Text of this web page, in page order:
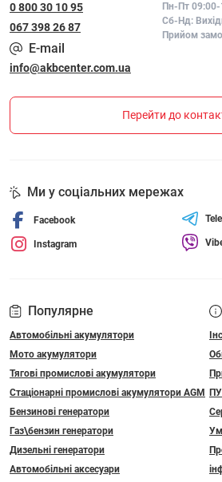
0 800 30 10 95
067 398 26 87
Пн-Пт
Сб-Нд:
Прийом
E-mail
info@akbcenter.com.ua
Перейти до
Популярне
Автомобільні акумулятори
Мото акумулятори
Тягові промислові акумулятори
Стаціонарні промислові акумулятори АGM
Бензинові генератори
Газ\бензин генератори
Дизельні генератори
Автомобільні аксесуари
Ми у соціальних мережах
Facebook
Instagram